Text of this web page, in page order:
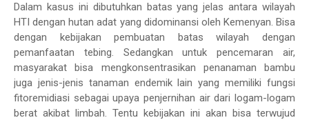
Dalam kasus ini dibutuhkan batas yang jelas antara wilayah
HTI dengan hutan adat yang didominansi oleh Kemenyan. Bisa
dengan kebijakan pembuatan batas wilayah dengan
pemanfaatan tebing. Sedangkan untuk pencemaran air,
masyarakat bisa mengkonsentrasikan penanaman bambu
juga jenis-jenis tanaman endemik lain yang memiliki fungsi
fitoremidiasi sebagai upaya penjernihan air dari logam-logam
berat akibat limbah. Tentu kebijakan ini akan bisa terwujud